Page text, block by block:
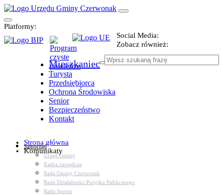
Platformy:
Social Media:
Zobacz również:
Mieszkaniec
Turysta
Przedsiębiorca
Ochrona Środowiska
Senior
Bezpieczeństwo
Kontakt
Samorząd
Urząd Gminy
Kadra zarządcza
Rada Gminy Czerwonak
Rada Działalności Pożytku Publicznego
Rada Sportu
Strona główna
Komunikaty